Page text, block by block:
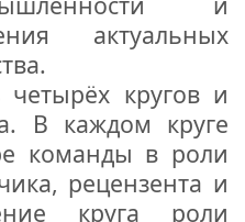
актуальных
четырёх кругов и
В каждом круге
команды в роли
рецензента и
круга роли